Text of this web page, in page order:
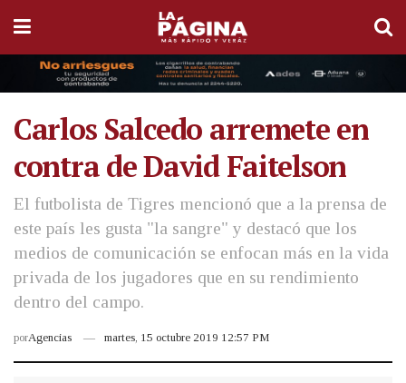
Carlos Salcedo arremete en
contra de David Faitelson
El futbolista de Tigres mencionó que a la prensa de
este país les gusta "la sangre" y destacó que los
medios de comunicación se enfocan más en la vida
privada de los jugadores que en su rendimiento
dentro del campo.
porAgencias martes, 15 octubre 2019 12:57 PM